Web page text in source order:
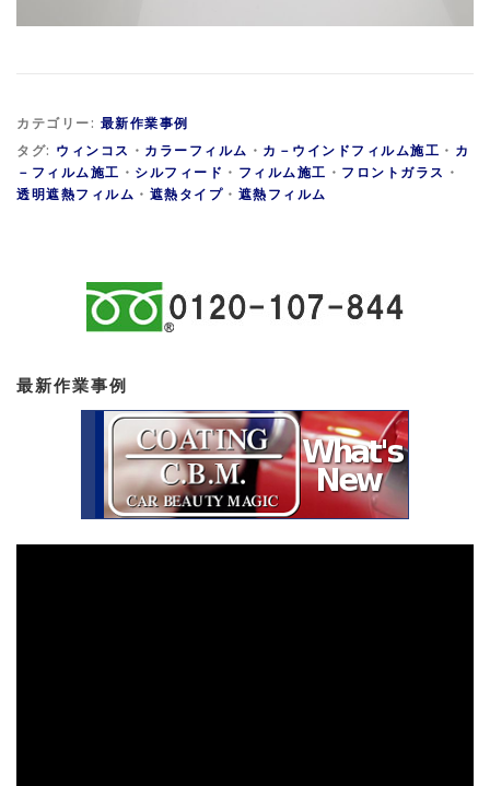
カテゴリー: 最新作業事例
タグ: ウィンコス ・ カラーフィルム ・ カ－ウインドフィルム施工 ・ カ
－フィルム施工 ・ シルフィード ・ フィルム施工 ・ フロントガラス ・
透明遮熱フィルム ・ 遮熱タイプ ・ 遮熱フィルム
最新作業事例